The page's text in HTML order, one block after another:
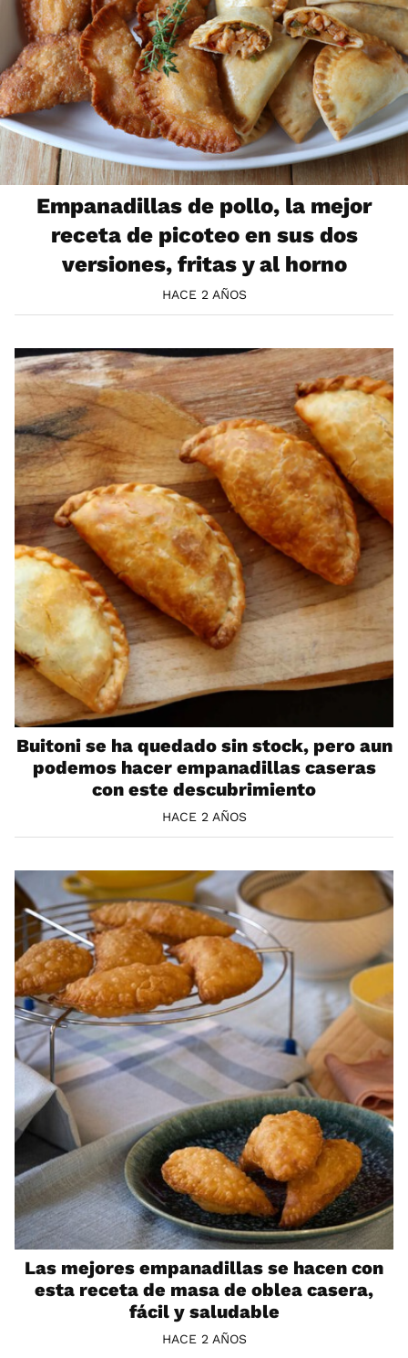
Empanadillas de pollo, la mejor
receta de picoteo en sus dos
versiones, fritas y al horno
HACE 2 AÑOS
Buitoni se ha quedado sin stock, pero aun
podemos hacer empanadillas caseras
con este descubrimiento
HACE 2 AÑOS
Las mejores empanadillas se hacen con
esta receta de masa de oblea casera,
fácil y saludable
HACE 2 AÑOS